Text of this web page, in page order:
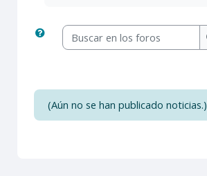
Buscar en los foros
(Aún no se han publicado noticias.)